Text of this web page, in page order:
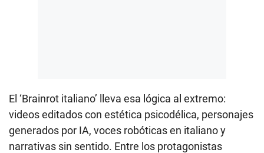
El ‘Brainrot italiano’ lleva esa lógica al extremo:
videos editados con estética psicodélica, personajes
generados por IA, voces robóticas en italiano y
narrativas sin sentido. Entre los protagonistas